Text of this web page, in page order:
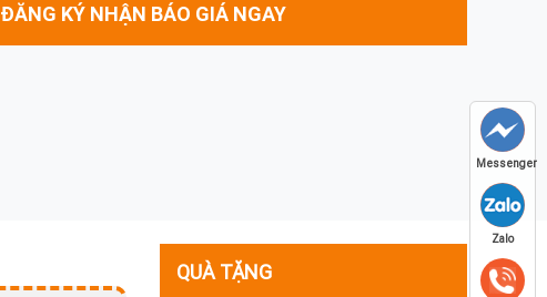
ĐĂNG KÝ NHẬN BÁO GIÁ NGAY
QUÀ TẶNG
Messenger
Zalo